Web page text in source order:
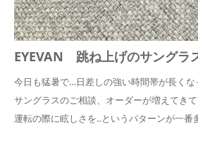
EYEVAN 跳ね上げのサングラ
今日も猛暑で…日差しの強い時間帯が長くな
サングラスのご相談、オーダーが増えてきて
運転の際に眩しさを‥というパターンが一番